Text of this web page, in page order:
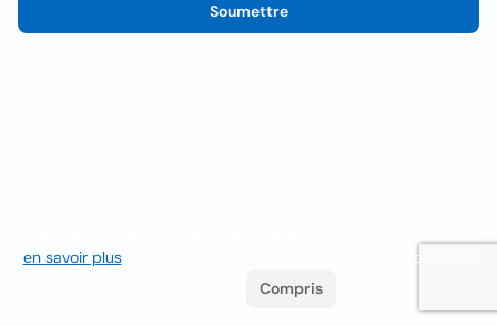
Soumettre
en savoir plus. Si vous continuez à naviguer, vous acceptez leur
Compris